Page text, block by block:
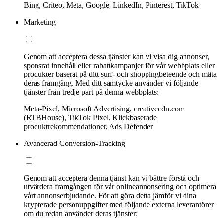
Bing, Criteo, Meta, Google, LinkedIn, Pinterest, TikTok
Marketing
Genom att acceptera dessa tjänster kan vi visa dig annonser,
sponsrat innehåll eller rabattkampanjer för vår webbplats eller
produkter baserat på ditt surf- och shoppingbeteende och mäta
deras framgång. Med ditt samtycke använder vi följande
tjänster från tredje part på denna webbplats:
Meta-Pixel, Microsoft Advertising, creativecdn.com
(RTBHouse), TikTok Pixel, Klickbaserade
produktrekommendationer, Ads Defender
Avancerad Conversion-Tracking
Genom att acceptera denna tjänst kan vi bättre förstå och
utvärdera framgången för vår onlineannonsering och optimera
vårt annonserbjudande. För att göra detta jämför vi dina
krypterade personuppgifter med följande externa leverantörer
om du redan använder deras tjänster: